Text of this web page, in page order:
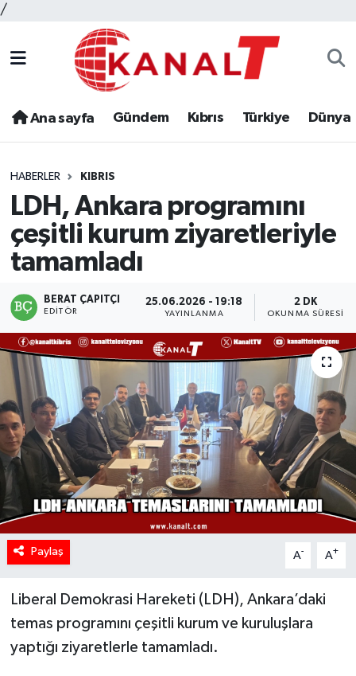
/
Ana sayfa Gündem Kıbrıs Türkiye Dünya
HABERLER KIBRIS
LDH, Ankara programını
çeşitli kurum ziyaretleriyle
tamamladı
BERAT ÇAPITÇI
EDITÖR
25.06.2026 - 19:18
YAYINLANMA
2 DK
OKUNMA SÜRESI
Paylaş A- A+
Liberal Demokrasi Hareketi (LDH), Ankara’daki
temas programını çeşitli kurum ve kuruluşlara
yaptığı ziyaretlerle tamamladı.